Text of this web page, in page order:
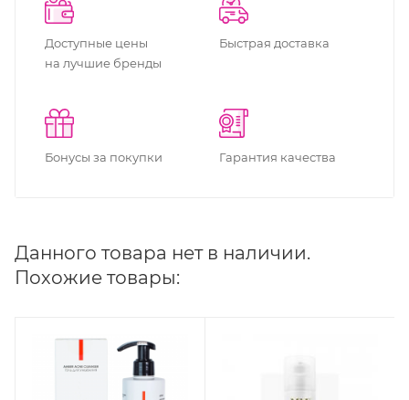
Доступные цены
на лучшие бренды
Быстрая доставка
Бонусы за покупки Гарантия качества
Данного товара нет в наличии.
Похожие товары: